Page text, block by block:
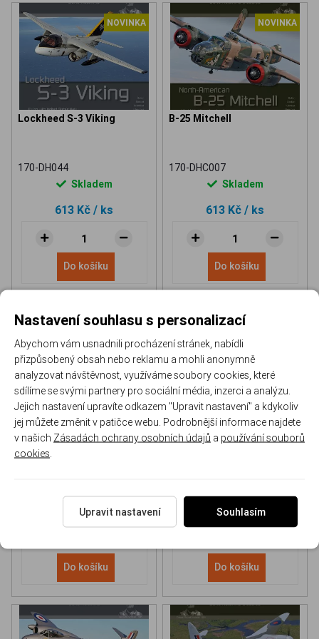
NOVINKA
Lockheed S-3 Viking
170-DH044
Skladem
613 Kč / ks
Do košíku
NOVINKA
B-25 Mitchell
170-DHC007
Skladem
613 Kč / ks
Do košíku
NH 90 helicopter Book
613 Kč/ ks
Do košíku
P-51D Mustang Book
565 Kč/ ks
Do košíku
Nastavení souhlasu s personalizací
Abychom vám usnadnili procházení stránek, nabídli
přizpůsobený obsah nebo reklamu a mohli anonymně
analyzovat návštěvnost, využíváme soubory cookies, které
sdílíme se svými partnery pro sociální média, inzerci a analýzu.
Jejich nastavení upravíte odkazem "Upravit nastavení" a kdykoliv
jej můžete změnit v patičce webu. Podrobnější informace najdete
v našich Zásadách ochrany osobních údajů a používání souborů
cookies
Upravit nastavení Souhlasím